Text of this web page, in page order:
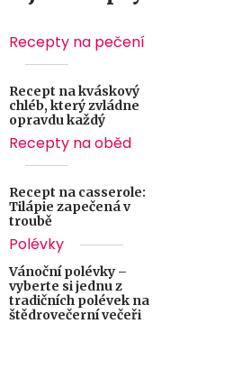
Recepty na pečení
Recept na kváskový
chléb, který zvládne
opravdu každý
Recepty na oběd
Recept na casserole:
Tilápie zapečená v
troubě
Polévky
Vánoční polévky –
vyberte si jednu z
tradičních polévek na
štědrovečerní večeři